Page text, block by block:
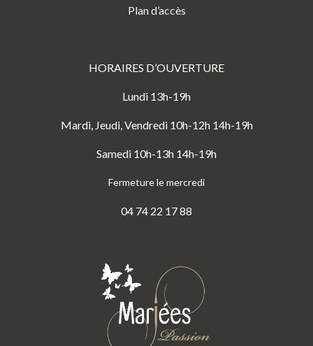
Plan d’accès
HORAIRES D’OUVERTURE
Lundi 13h-19h
Mardi, Jeudi, Vendredi 10h-12h 14h-19h
Samedi 10h-13h 14h-19h
Fermeture le mercredi
04 74 22 17 88